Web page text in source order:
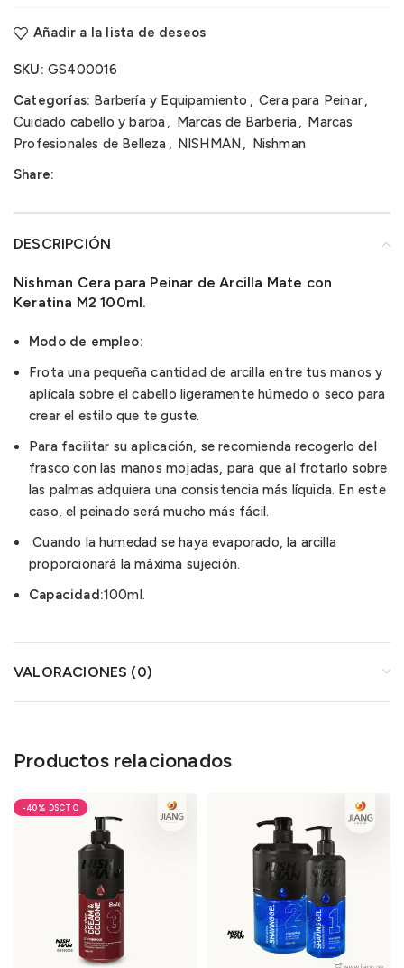
Añadir a la lista de deseos
SKU: GS400016
Categorías: Barbería y Equipamiento , Cera para Peinar,
Cuidado cabello y barba, Marcas de Barbería, Marcas
Profesionales de Belleza , NISHMAN, Nishman
Share:
DESCRIPCIÓN
Nishman Cera para Peinar de Arcilla Mate con
Keratina M2 100ml.
Modo de empleo:
Frota una pequeña cantidad de arcilla entre tus manos y
aplícala sobre el cabello ligeramente húmedo o seco para
crear el estilo que te guste.
Para facilitar su aplicación, se recomienda recogerlo del
frasco con las manos mojadas, para que al frotarlo sobre
las palmas adquiera una consistencia más líquida. En este
caso, el peinado será mucho más fácil.
Cuando la humedad se haya evaporado, la arcilla
proporcionará la máxima sujeción.
Capacidad:100ml.
VALORACIONES (0)
Productos relacionados
-40%